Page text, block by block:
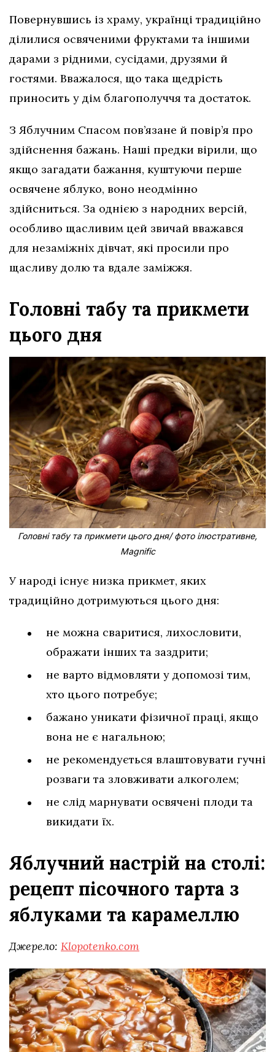
Повернувшись із храму, українці традиційно
ділилися освяченими фруктами та іншими
дарами з рідними, сусідами, друзями й
гостями. Вважалося, що така щедрість
приносить у дім благополуччя та достаток.
З Яблучним Спасом пов’язане й повір’я про
здійснення бажань. Наші предки вірили, що
якщо загадати бажання, куштуючи перше
освячене яблуко, воно неодмінно
здійсниться. За однією з народних версій,
особливо щасливим цей звичай вважався
для незаміжніх дівчат, які просили про
щасливу долю та вдале заміжжя.
Головні табу та прикмети
цього дня
Головні табу та прикмети цього дня/ фото ілюстративне,
Magnific
У народі існує низка прикмет, яких
традиційно дотримуються цього дня:
не можна сваритися, лихословити,
ображати інших та заздрити;
не варто відмовляти у допомозі тим,
хто цього потребує;
бажано уникати фізичної праці, якщо
вона не є нагальною;
не рекомендується влаштовувати гучні
розваги та зловживати алкоголем;
не слід марнувати освячені плоди та
викидати їх.
Яблучний настрій на столі:
рецепт пісочного тарта з
яблуками та карамеллю
Джерело: Klopotenko.com